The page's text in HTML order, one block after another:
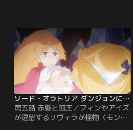
フィーヤは、再びアイズに危機を救
われる。ホームへの帰路、思い切っ
てアイズを『怪物祭（モンスターフ
ィリア）』に誘うレフィーヤ。一度
は了承され舞い上がるが、神・ロキ
の命により、アイズは…。【提供：
バンダイチャンネル】
ソード・オラトリア ダンジョンに出会いを求めるのは間違っているだろうか外伝 第05話
第五話 赤髪と孤王／フィンやアイズ
が逗留するリヴィラが怪物（モンス